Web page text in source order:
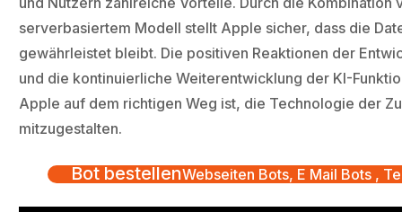
serverbasiertem Modell stellt Apple sicher, dass die
gewährleistet bleibt. Die positiven Reaktionen der
und die kontinuierliche Weiterentwicklung der KI-
Apple auf dem richtigen Weg ist, die Technologie der
mitzugestalten.
Bot bestellenWebseiten Bots, E Mail Bots ,